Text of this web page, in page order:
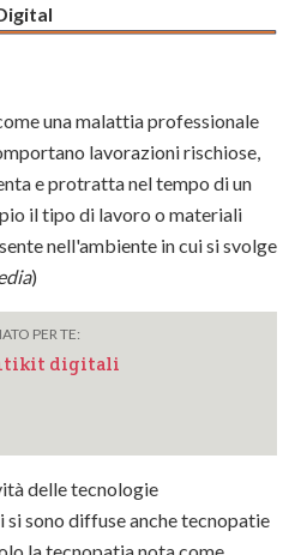
unamalattia professionale
lavorazioni rischiose,
e protratta nel tempo di un
il tipo di lavoro o materiali
nell'ambiente in cui si svolge
)
PER TE:
digitali
delle tecnologie
sono diffuse anche tecnopatie